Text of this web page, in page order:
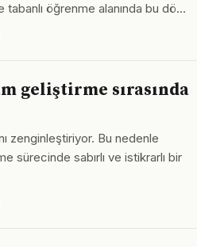
öğrenme alanında bu dö…
geliştirme sırasında
zenginleştiriyor. Bu nedenle
sürecinde sabırlı ve istikrarlı bir